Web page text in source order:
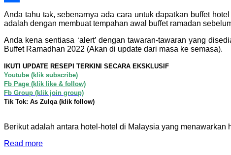
Share
Anda tahu tak, sebenarnya ada cara untuk dapatkan buffet
adalah dengan membuat tempahan awal buffet ramadan
Anda kena sentiasa ‘alert’ dengan tawaran-tawaran yang
Buffet Ramadhan 2022 (Akan di update dari masa ke semasa).
IKUTI UPDATE RESEPI TERKINI SECARA EKSKLUSIF
Youtube (klik subscribe)
Fb Page (klik like & follow)
Fb Group (klik join group)
Tik Tok: As Zulqa (klik follow)
Berikut adalah antara hotel-hotel di Malaysia yang
Read more